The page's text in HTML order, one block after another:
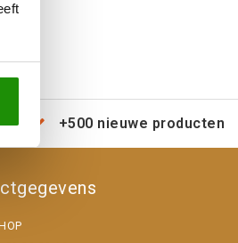
+500 nieuwe producten